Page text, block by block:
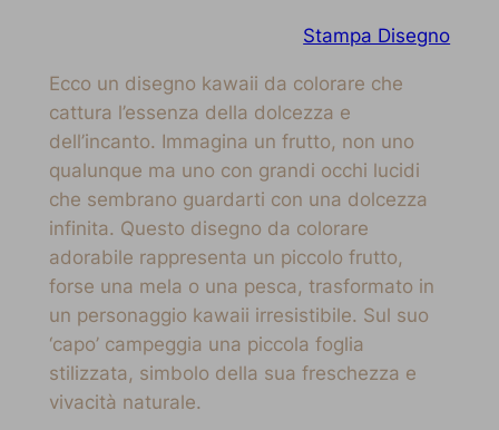
Stampa Disegno
Ecco un disegno kawaii da colorare che
cattura l’essenza della dolcezza e
dell’incanto. Immagina un frutto, non uno
qualunque ma uno con grandi occhi lucidi
che sembrano guardarti con una dolcezza
infinita. Questo disegno da colorare
adorabile rappresenta un piccolo frutto,
forse una mela o una pesca, trasformato in
un personaggio kawaii irresistibile. Sul suo
‘capo’ campeggia una piccola foglia
stilizzata, simbolo della sua freschezza e
vivacità naturale.